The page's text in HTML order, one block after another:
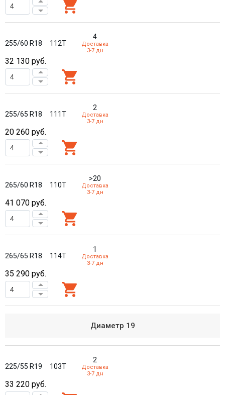
255/60 R18 112T
4
Доставка
3-7 дн
32 130 руб.
255/65 R18 111T
2
Доставка
3-7 дн
20 260 руб.
265/60 R18 110T
>20
Доставка
3-7 дн
41 070 руб.
265/65 R18 114T
1
Доставка
3-7 дн
35 290 руб.
Диаметр 19
225/55 R19 103T
2
Доставка
3-7 дн
33 220 руб.